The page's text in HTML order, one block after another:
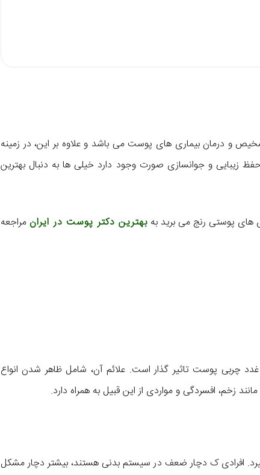
درمان بیماری های پوست می باشد و علاوه بر این، در زمینه
زیبایی و جوانسازی صورت وجود دارد خیلی ها به دنبال بهترین
های پوستی رنج می برید به بهترین دکتر پوست در ایرانمراجعه
چربی پوست تاثیر گذار است. علائم آن، شامل ظاهر شدن انواع
زخم، افسردگی و مواردی از این قبیل به همراه دارد.
افرادی ک دچار ضعف در سیستم بدنی هستند، بیشتر دچار مشکل